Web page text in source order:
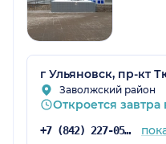
г Ульяновск, пр-кт
Заволжский район
Откроется завтра
+7 (842) 227-05-05